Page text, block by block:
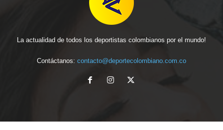
La actualidad de todos los deportistas colombianos por el mundo!
Contáctanos: contacto@deportecolombiano.com.co